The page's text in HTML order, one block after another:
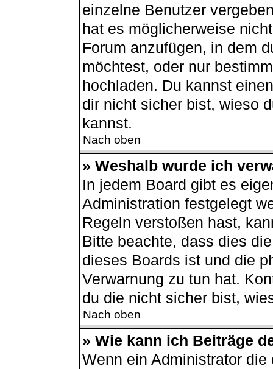
einzelne Benutzer
hat es möglicherweise
Forum anzufügen, in dem
möchtest, oder nur
hochladen. Du kannst
dir nicht sicher bist, wieso
kannst.
Nach oben
» Weshalb wurde ich
In jedem Board gibt es
Administration festgelegt
Regeln verstoßen hast,
Bitte beachte, dass dies
dieses Boards ist und die
Verwarnung zu tun hat.
du die nicht sicher bist,
Nach oben
» Wie kann ich Beiträge
Wenn ein Administrator